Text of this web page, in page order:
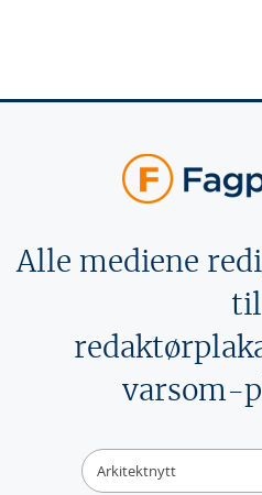
Alle mediene
til
varsom-
Arkitektnytt